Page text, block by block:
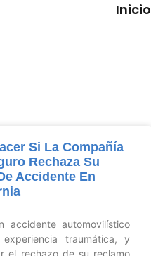
Inicio
Si La Compañía
Rechaza Su
Accidente En
accidente automovilístico
traumática, y
el rechazo de su reclamo